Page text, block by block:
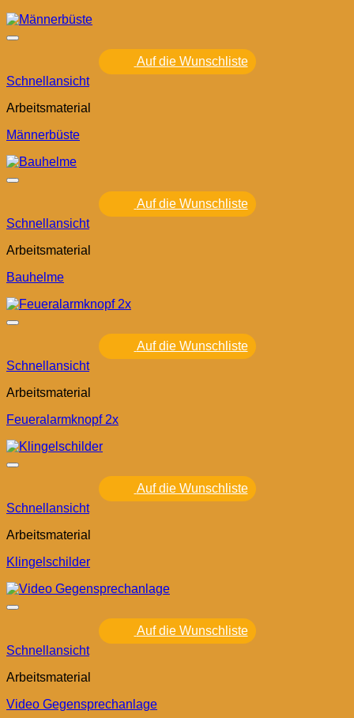
Auf die Wunschliste
Schnellansicht
Arbeitsmaterial
Männerbüste
Auf die Wunschliste
Schnellansicht
Arbeitsmaterial
Bauhelme
Auf die Wunschliste
Schnellansicht
Arbeitsmaterial
Feueralarmknopf 2x
Auf die Wunschliste
Schnellansicht
Arbeitsmaterial
Klingelschilder
Auf die Wunschliste
Schnellansicht
Arbeitsmaterial
Video Gegensprechanlage